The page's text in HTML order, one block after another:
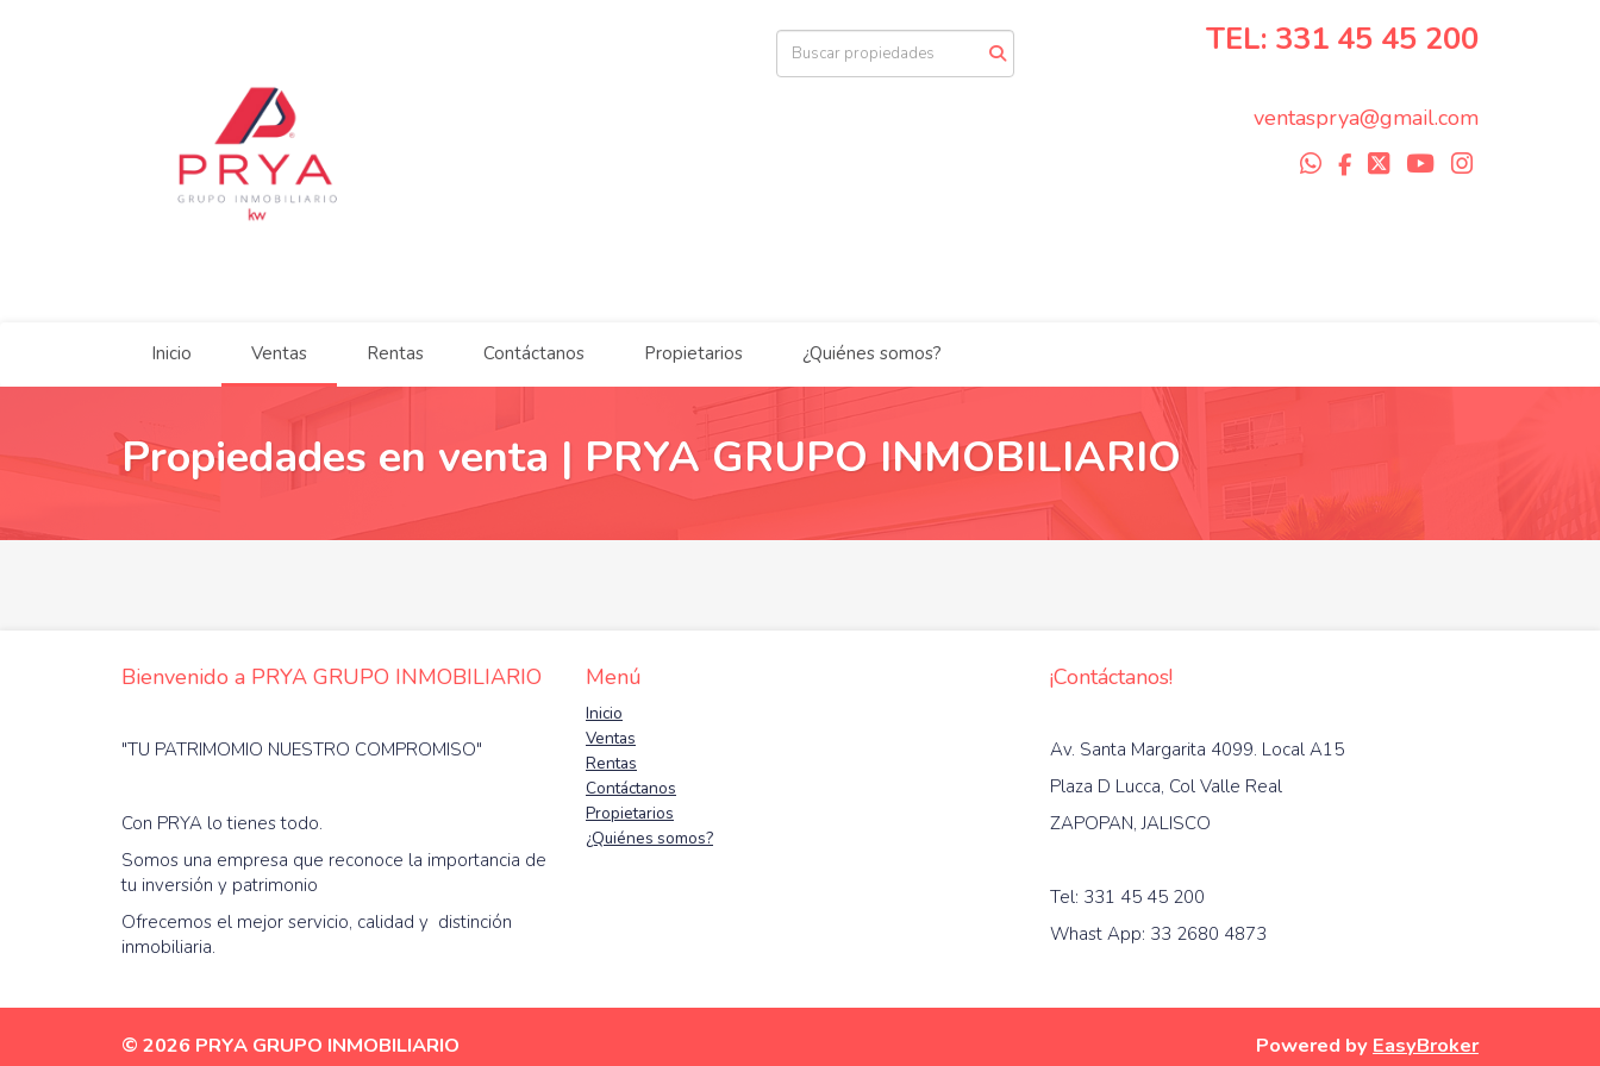
TEL: 331 45 45 200
ventasprya@gmail.com
Inicio Ventas Rentas Contáctanos Propietarios ¿Quiénes somos?
Propiedades en venta | PRYA GRUPO INMOBILIARIO
Bienvenido a PRYA GRUPO INMOBILIARIO
"TU PATRIMOMIO NUESTRO COMPROMISO"
Con PRYA lo tienes todo.
Somos una empresa que reconoce la importancia de
tu inversión y patrimonio
Ofrecemos el mejor servicio, calidad y distinción
inmobiliaria.
Menú
Inicio
Ventas
Rentas
Contáctanos
Propietarios
¿Quiénes somos?
¡Contáctanos!
Av. Santa Margarita 4099. Local A15
Plaza D Lucca, Col Valle Real
ZAPOPAN, JALISCO
Tel: 331 45 45 200
Whast App: 33 2680 4873
© 2026 PRYA GRUPO INMOBILIARIO Powered by EasyBroker